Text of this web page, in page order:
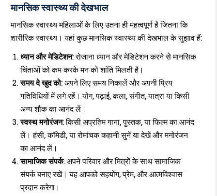
मानसिक स्वास्थ्य की देखभाल
मानसिक स्वास्थ्य महिलाओं के लिए उतना ही महत्वपूर्ण है जितना कि
शारीरिक स्वास्थ्य। यहां कुछ मानसिक स्वास्थ्य की देखभाल के सुझाव हैं:
ध्यान और मेडिटेशन: रोजाना ध्यान और मेडिटेशन करने से मानसिक
चिंताओं को कम करके मन को शांति मिलती है।
समय दे खुद को: अपने लिए समय निकालें और अपनी प्रिय
गतिविधियों में लगे रहें। योग, पढ़ाई, कला, संगीत, यात्रा या किसी
अन्य शौक का आनंद लें।
स्वस्थ मनोरंजन: किसी अप्रतिम गाना, पुस्तक, या फिल्म का आनंद
लें। हंसी, कॉमेडी, या रोमांचक कहानी सुनें या देखें और मनोरंजन
का आनंद लें।
सामाजिक संपर्क: अपने परिवार और मित्रों के साथ सामाजिक
संपर्क बनाए रखें। यह आपको सहयोग, प्रेम, और आत्मविश्वास
प्रदान करेगा।